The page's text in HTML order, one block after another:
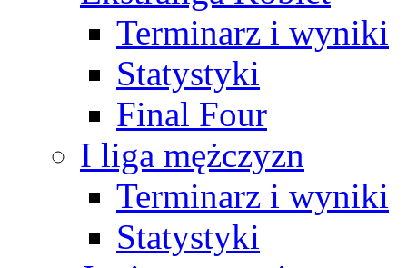
Terminarz i wyniki
Statystyki
Final Four
I liga mężczyzn
Terminarz i wyniki
Statystyki